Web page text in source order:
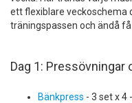
ett flexiblare veckoschema
träningspassen och ändå
Dag 1: Pressövningar
Bänkpress - 3 set x 4